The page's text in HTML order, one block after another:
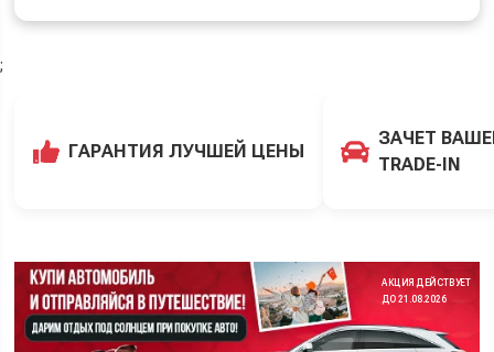
;
ГАРАНТИЯ ЛУЧШЕЙ ЦЕНЫ
ЗАЧЕТ
TRADE-IN
АКЦИЯ ДЕЙСТВУЕТ
ДО 21.08.2026